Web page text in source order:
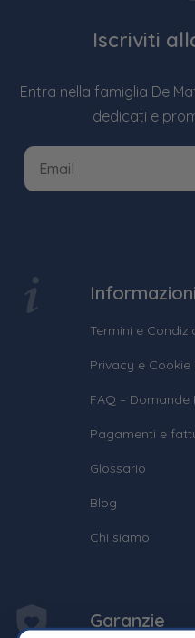
Iscriviti
Entra nella famiglia De
dedicati e
Informazioni
Termini e
Privacy e Cookie
FAQ – Domande
Pagamenti e
Glossario
Blog
Chi siamo
Garanzie